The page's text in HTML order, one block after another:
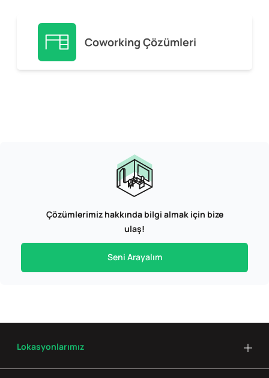
Coworking Çözümleri
Çözümlerimiz hakkında bilgi almak için bize
ulaş!
Seni Arayalım
Lokasyonlarımız